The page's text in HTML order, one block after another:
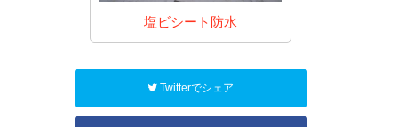
塩ビシート防水
Twitterでシェア